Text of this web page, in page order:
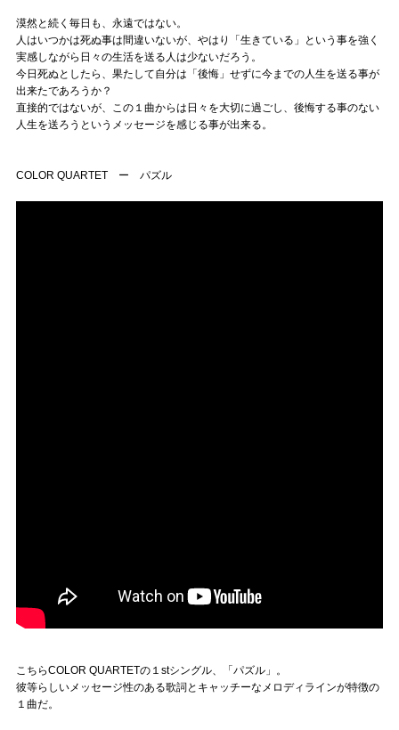
漠然と続く毎日も、永遠ではない。
人はいつかは死ぬ事は間違いないが、やはり「生きている」という事を強く
実感しながら日々の生活を送る人は少ないだろう。
今日死ぬとしたら、果たして自分は「後悔」せずに今までの人生を送る事が
出来たであろうか？
直接的ではないが、この１曲からは日々を大切に過ごし、後悔する事のない
人生を送ろうというメッセージを感じる事が出来る。
COLOR QUARTET ー パズル
こちらCOLOR QUARTETの１stシングル、「パズル」。
彼等らしいメッセージ性のある歌詞とキャッチーなメロディラインが特徴の
１曲だ。